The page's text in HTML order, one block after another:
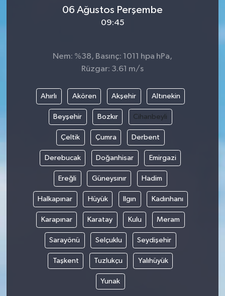
06 Ağustos Perşembe
09:45
Nem: %38, Basınç: 1011 hpa hPa,
Rüzgar: 3.61 m/s
Ahırlı Akören Akşehir Altınekin
Beyşehir Bozkır Cihanbeyli
Çeltik Çumra Derbent
Derebucak Doğanhisar Emirgazi
Ereğli Güneysınır Hadim
Halkapınar Hüyük Ilgın Kadınhanı
Karapınar Karatay Kulu Meram
Sarayönü Selçuklu Seydişehir
Taşkent Tuzlukçu Yalıhüyük
Yunak